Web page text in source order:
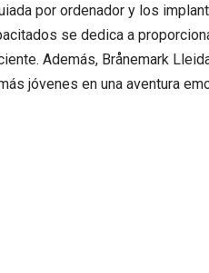
por ordenador y los
se dedica a
Además, Brånemark
jóvenes en una aventura